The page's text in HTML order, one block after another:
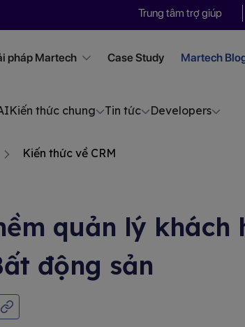
Trung tâm trợ giúp
pháp Martech Case Study Martech
Kiến thức chung Tin tức Developers
Kiến thức về CRM
quản lý
động sản